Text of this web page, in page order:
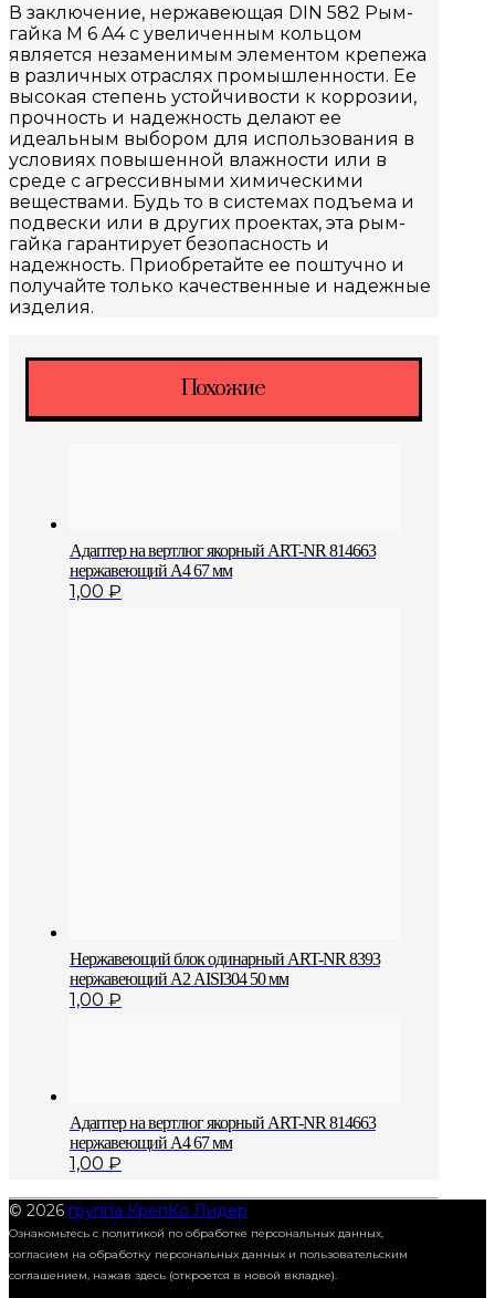
В заключение, нержавеющая DIN 582 Рым-
гайка M 6 A4 с увеличенным кольцом
является незаменимым элементом крепежа
в различных отраслях промышленности. Ее
высокая степень устойчивости к коррозии,
прочность и надежность делают ее
идеальным выбором для использования в
условиях повышенной влажности или в
среде с агрессивными химическими
веществами. Будь то в системах подъема и
подвески или в других проектах, эта рым-
гайка гарантирует безопасность и
надежность. Приобретайте ее поштучно и
получайте только качественные и надежные
изделия.
Похожие
Адаптер на вертлюг якорный ART-NR 814663
нержавеющий A4 67 мм
1,00 ₽
Нержавеющий блок одинарный АRT-NR 8393
нержавеющий А2 AISI304 50 мм
1,00 ₽
Адаптер на вертлюг якорный ART-NR 814663
нержавеющий A4 67 мм
1,00 ₽
© 2026 группа КрепКо Лидер
Ознакомьтесь с политикой по обработке персональных данных,
согласием на обработку персональных данных и пользовательским
соглашением, нажав здесь (откроется в новой вкладке).